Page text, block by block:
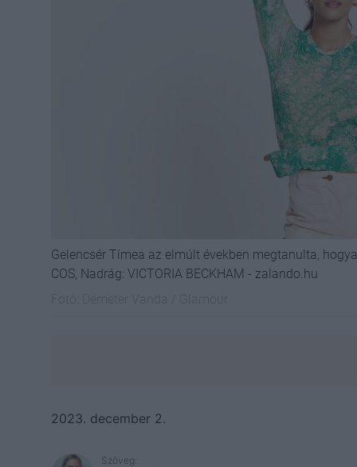
Gelencsér Tímea az elmúlt években megtanulta,
COS, Nadrág: VICTORIA BECKHAM - zalando.hu
2023. december 2.
Szöveg: